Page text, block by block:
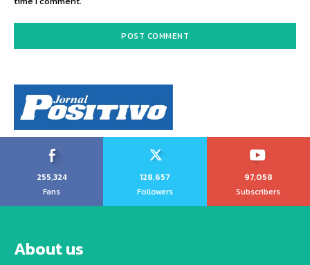
255,324
Fans
128,657
Followers
97,058
Subscribers
About us